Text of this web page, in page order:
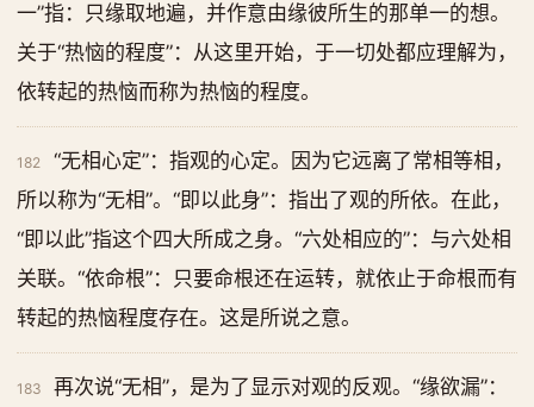
一”指：只缘取地遍，并作意由缘彼所生的那单一的想。
关于“热恼的程度”：从这里开始，于一切处都应理解为，
依转起的热恼而称为热恼的程度。
182
“无相心定”：指观的心定。因为它远离了常相等相，
所以称为“无相”。“即以此身”：指出了观的所依。在此，
“即以此”指这个四大所成之身。“六处相应的”：与六处相
关联。“依命根”：只要命根还在运转，就依止于命根而有
转起的热恼程度存在。这是所说之意。
183
再次说“无相”，是为了显示对观的反观。“缘欲漏”：